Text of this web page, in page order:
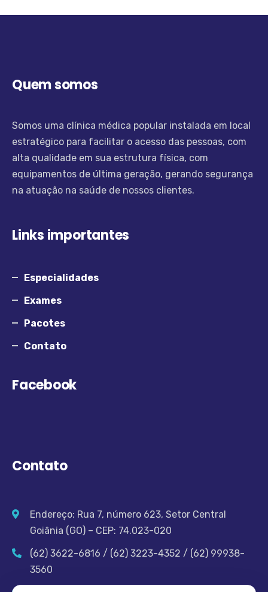
Quem somos
Somos uma clínica médica popular instalada em local
estratégico para facilitar o acesso das pessoas, com
alta qualidade em sua estrutura física, com
equipamentos de última geração, gerando segurança
na atuação na saúde de nossos clientes.
Links importantes
Especialidades
Exames
Pacotes
Contato
Facebook
Contato
Endereço: Rua 7, número 623, Setor Central
Goiânia (GO) – CEP: 74.023-020
(62) 3622-6816 / (62) 3223-4352 / (62) 99938-
3560